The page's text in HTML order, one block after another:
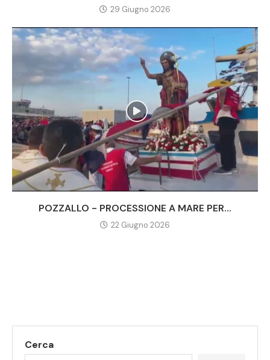
29 Giugno 2026
POZZALLO - PROCESSIONE A MARE PER...
22 Giugno 2026
Cerca